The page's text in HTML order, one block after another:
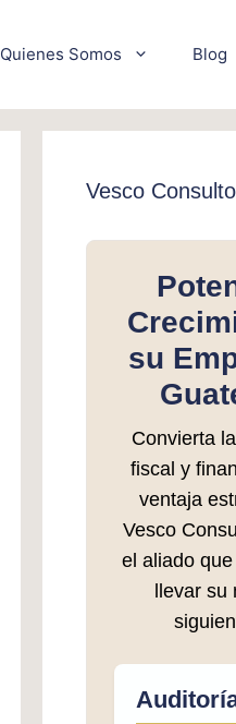
Quienes Somos Blog
Vesco
su
Convierta
fiscal y
ventaja
Vesco
el aliado
llevar su